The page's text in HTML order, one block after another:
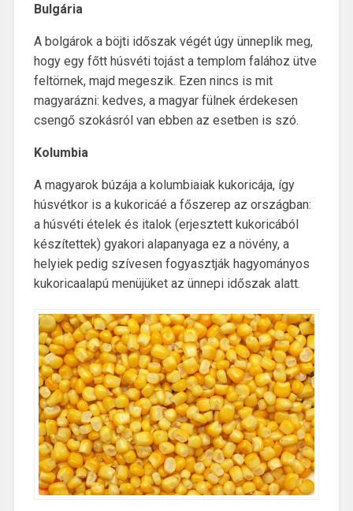
Bulgária
A bolgárok a böjti időszak végét úgy ünneplik meg,
hogy egy főtt húsvéti tojást a templom falához ütve
feltörnek, majd megeszik. Ezen nincs is mit
magyarázni: kedves, a magyar fülnek érdekesen
csengő szokásról van ebben az esetben is szó.
Kolumbia
A magyarok búzája a kolumbiaiak kukoricája, így
húsvétkor is a kukoricáé a főszerep az országban:
a húsvéti ételek és italok (erjesztett kukoricából
készítettek) gyakori alapanyaga ez a növény, a
helyiek pedig szívesen fogyasztják hagyományos
kukoricaalapú menüjüket az ünnepi időszak alatt.